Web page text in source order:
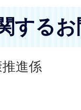
する
進係